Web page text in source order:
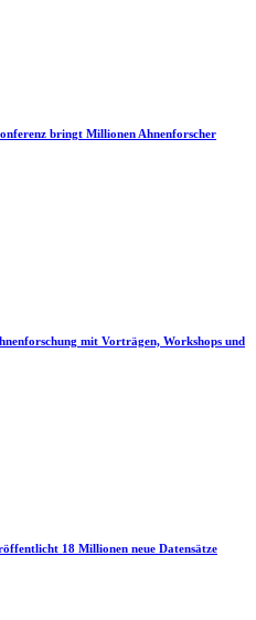
bringt Millionen Ahnenforscher
mit Vorträgen, Workshops und
18 Millionen neue Datensätze